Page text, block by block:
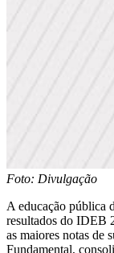
Foto: Divulgação
A educação pública
resultados do IDEB
as maiores notas de
Fundamental,